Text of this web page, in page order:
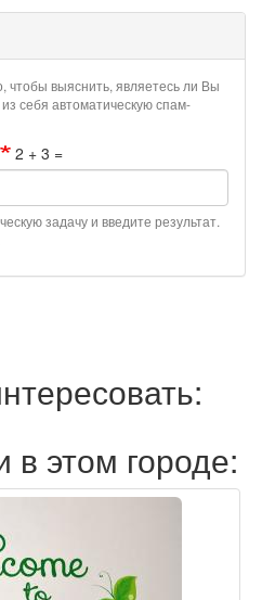
чтобы выяснить, являетесь ли Вы
себя автоматическую спам-
2 + 3 =
задачу и введите результат.
в этом городе: